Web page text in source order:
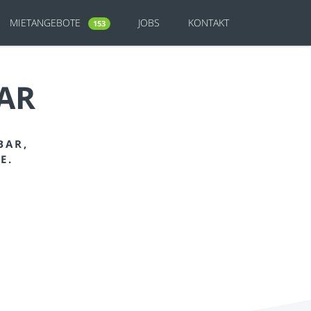
MIETANGEBOTE 153 JOBS KONTAKT